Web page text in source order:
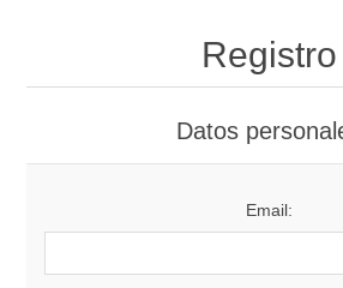
Registro
Datos
Email: